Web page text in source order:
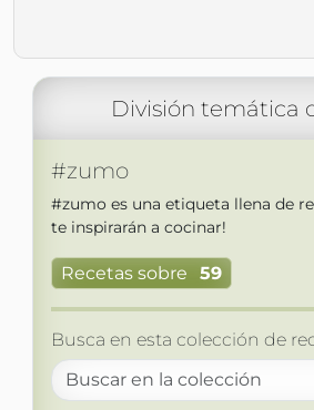
División temática
#zumo
#zumo es una etiqueta llena de
te inspirarán a cocinar!
Recetas sobre 59
Busca en esta colección de